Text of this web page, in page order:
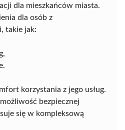
dla mieszkańców miasta.
dla osób z
takie jak:
korzystania z jego usług.
bezpiecznej
się w kompleksową